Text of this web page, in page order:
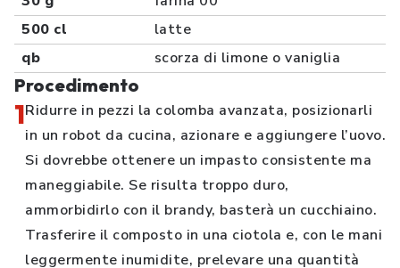
500 cl
latte
qb
scorza di limone o vaniglia
Procedimento
1Ridurre in pezzi la colomba avanzata, posizionarli
in un robot da cucina, azionare e aggiungere l’uovo.
Si dovrebbe ottenere un impasto consistente ma
maneggiabile. Se risulta troppo duro,
ammorbidirlo con il brandy, basterà un cucchiaino.
Trasferire il composto in una ciotola e, con le mani
leggermente inumidite, prelevare una quantità